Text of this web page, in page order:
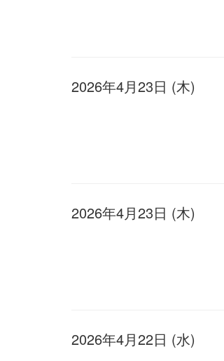
2026年4月23日 (木)
2026年4月23日 (木)
2026年4月22日 (水)